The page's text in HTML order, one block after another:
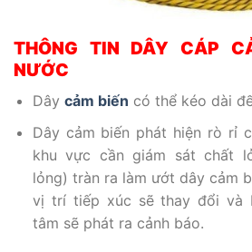
THÔNG TIN DÂY CÁP
NƯỚC
Dây cảm biến có thể kéo dài
Dây cảm biến phát hiện rò rỉ
khu vực cần giám sát chất
lỏng) tràn ra làm ướt dây cảm
vị trí tiếp xúc sẽ thay đổi và
tâm sẽ phát ra cảnh báo.